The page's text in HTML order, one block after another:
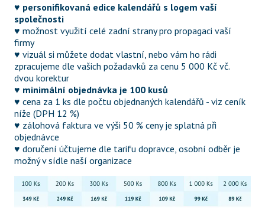
♥ personifikovaná edice kalendářů s logem vaší
společnosti
♥ možnost využití celé zadní strany pro propagaci vaší
firmy
♥ vizuál si můžete dodat vlastní, nebo vám ho rádi
zpracujeme dle vašich požadavků za cenu 5 000 Kč vč.
dvou korektur
♥ minimální objednávka je 100 kusů
♥ cena za 1 ks dle počtu objednaných kalendářů - viz ceník
níže (DPH 12 %)
♥ zálohová faktura ve výši 50 % ceny je splatná při
objednávce
♥ doručení účtujeme dle tarifu dopravce, osobní odběr je
možný v sídle naší organizace